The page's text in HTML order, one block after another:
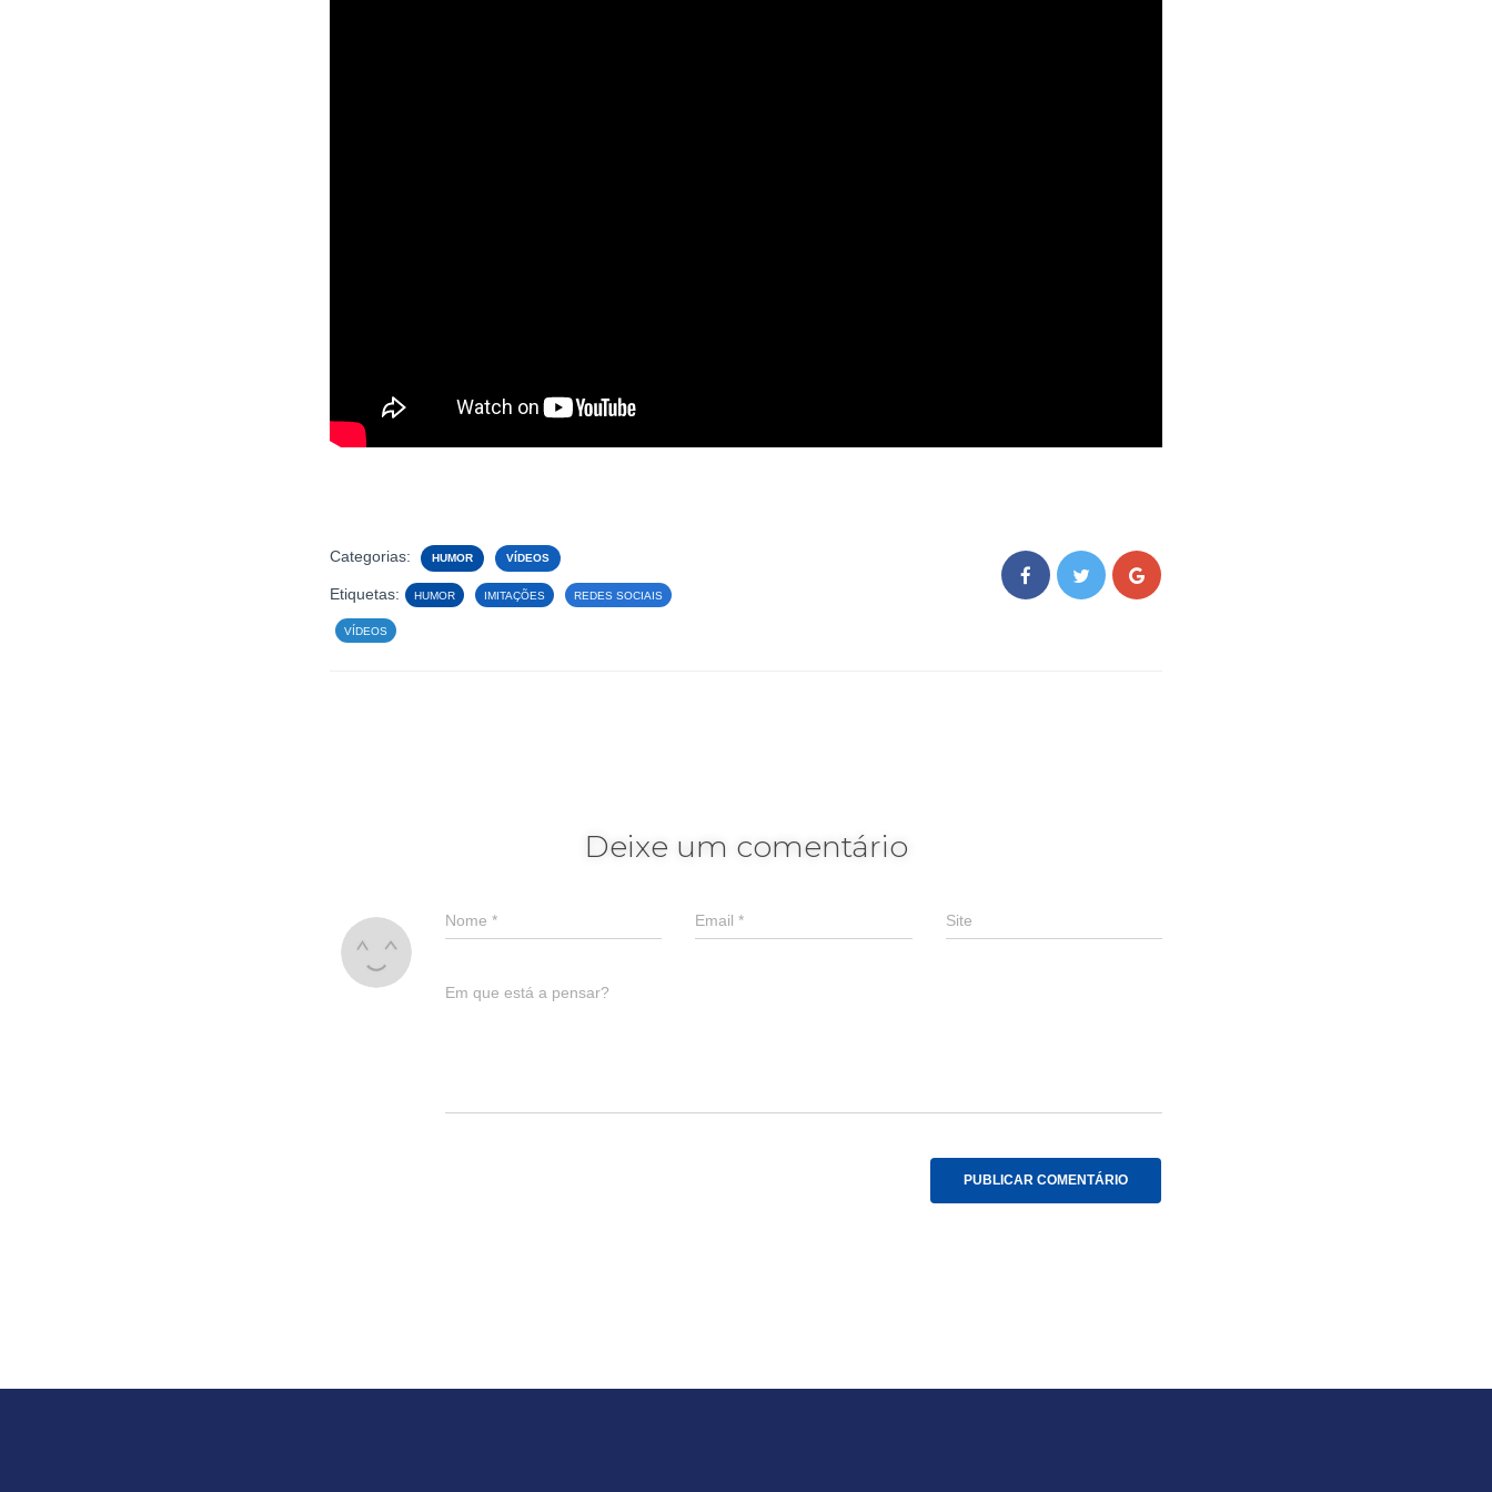
Categorias: HUMOR VÍDEOS
Etiquetas: HUMOR IMITAÇÕES REDES SOCIAIS
VÍDEOS
Deixe um comentário
Nome * Email* Site
Em que está a pensar?